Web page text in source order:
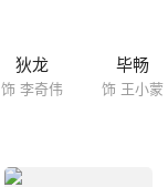
狄龙
饰 李奇伟
毕畅
饰 王小蒙